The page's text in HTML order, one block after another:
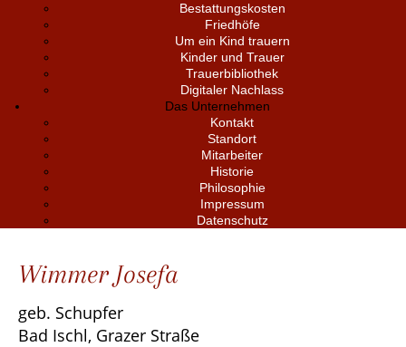
Bestattungskosten
Friedhöfe
Um ein Kind trauern
Kinder und Trauer
Trauerbibliothek
Digitaler Nachlass
Das Unternehmen
Kontakt
Standort
Mitarbeiter
Historie
Philosophie
Impressum
Datenschutz
Wimmer Josefa
geb. Schupfer
Bad Ischl, Grazer Straße